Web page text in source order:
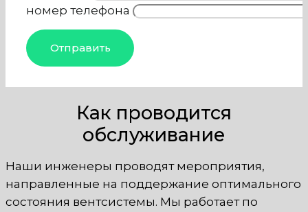
номер телефона
Как проводится
обслуживание
Наши инженеры проводят мероприятия,
направленные на поддержание оптимального
состояния вентсистемы. Мы работает по